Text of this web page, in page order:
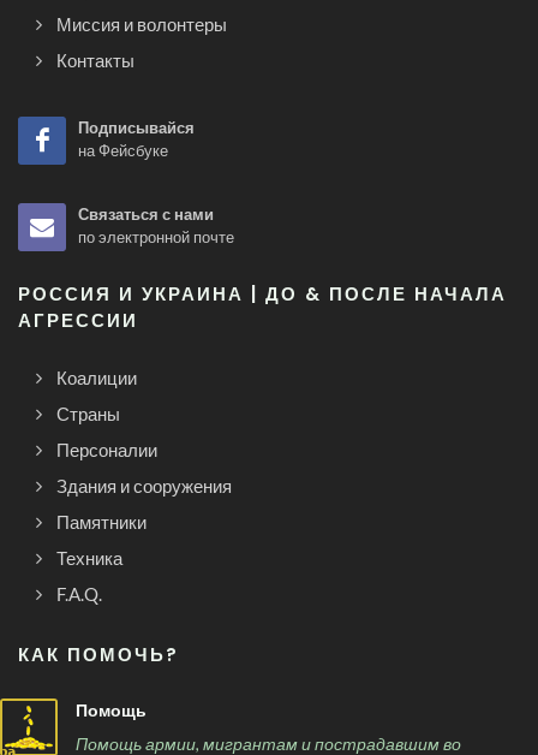
Миссия и волонтеры
Контакты
Подписывайся
на Фейсбуке
Связаться с нами
по электронной почте
РОССИЯ И УКРАИНА | ДО & ПОСЛЕ НАЧАЛА
АГРЕССИИ
Коалиции
Страны
Персоналии
Здания и сооружения
Памятники
Техника
F.A.Q.
КАК ПОМОЧЬ?
Помощь
Помощь армии, мигрантам и пострадавшим во